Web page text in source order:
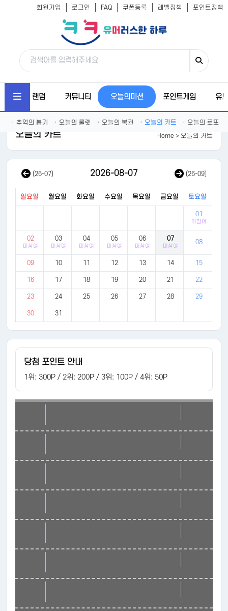
회원가입 로그인 FAQ 쿠폰등록 레벨정책 포인트정책
랜덤 커뮤니티 오늘의미션 포인트게임 유
· 추억의 뽑기 · 오늘의 룰렛 · 오늘의 복권 · 오늘의 카트 · 오늘의 로또
오늘의 카트 Home> 오늘의 카트
(26-07) 2026-08-07 (26-09)
일요일 월요일 화요일 수요일 목요일 금요일 토요일
01
미참여
02
미참여
03
미참여
04
미참여
05
미참여
06
미참여
07
미참여
08
09 10 11 12 13 14 15
16 17 18 19 20 21 22
23 24 25 26 27 28 29
30 31
당첨 포인트 안내
1위: 300P / 2위: 200P / 3위: 100P / 4위: 50P